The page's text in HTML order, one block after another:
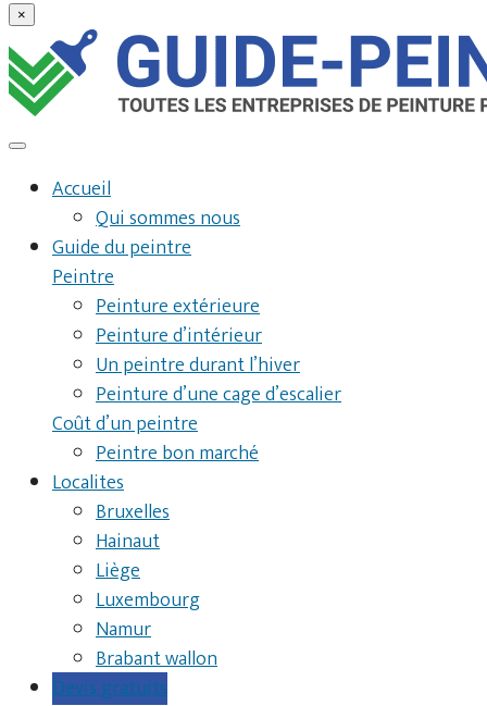
×
Accueil
Qui sommes nous
Guide du peintre
Peintre
Peinture extérieure
Peinture d’intérieur
Un peintre durant l’hiver
Peinture d’une cage d’escalier
Coût d’un peintre
Peintre bon marché
Localites
Bruxelles
Hainaut
Liège
Luxembourg
Namur
Brabant wallon
Devis gratuits